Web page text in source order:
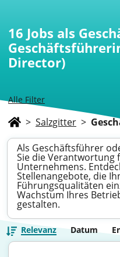
Alle Filter
16 Jobs als
Director)
> Salzgitter >
Als Geschäftsführer
Sie die Verantwortung
Unternehmens.
Stellenangebote, die
Führungsqualitäten
Wachstum Ihres
gestalten.
Relevanz Datum